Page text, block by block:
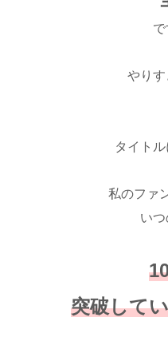
で
やり
タイト
私のファ
い
突破して